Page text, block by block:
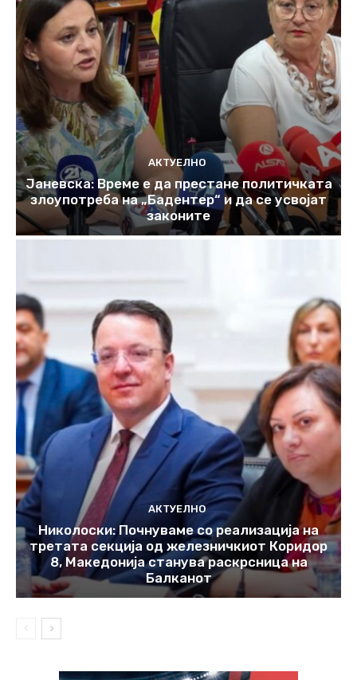
АКТУЕЛНО
Јаневска: Време е да престане политичката
злоупотреба на „Бадентер“ и да се усвојат
законите
АКТУЕЛНО
Николоски: Почнуваме со реализација на
третата секција од железничкиот Коридор
8, Македонија станува раскрсница на
Балканот